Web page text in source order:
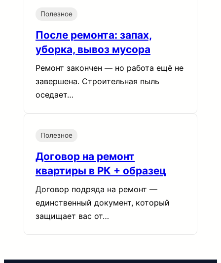
Полезное
После ремонта: запах,
уборка, вывоз мусора
Ремонт закончен — но работа ещё не
завершена. Строительная пыль
оседает…
Полезное
Договор на ремонт
квартиры в РК + образец
Договор подряда на ремонт —
единственный документ, который
защищает вас от…